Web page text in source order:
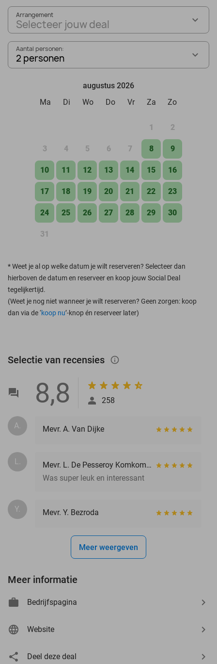
Arrangement
Selecteer jouw deal
Aantal personen:
2 personen
augustus 2026
Ma
Di Wo Do Vr Za Zo
1 2
3 4 5 6 7 8 9
10 11 12 13 14 15 16
17 18 19 20 21 22 23
24 25 26 27 28 29 30
31
*Weet je al op welke datum je wilt reserveren? Selecteer dan
hierboven de datum en reserveer en koop jouw Social Deal
tegelijkertijd.
(Weet je nog niet wanneer je wilt reserveren? Geen zorgen: koop
dan via de ‘koop nu’-knop én reserveer later)
Selectie van recensies info_outlined
8,8 258
A. Mevr. A. Van Dijke
L.
Mevr. L. De Pesseroy Komkommer
Was super leuk en interessant
Y. Mevr. Y. Bezroda
Meer weergeven
Meer informatie
Bedrijfspagina
Website
Deel deze deal